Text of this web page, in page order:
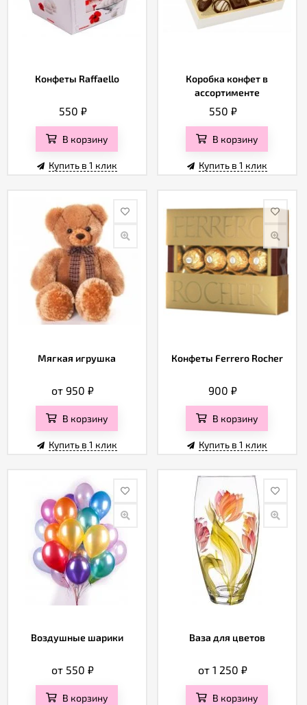
Конфеты Raffaello
550 ₽
В корзину
Купить в 1 клик
Коробка конфет в
ассортименте
550 ₽
В корзину
Купить в 1 клик
Мягкая игрушка
от 950₽
В корзину
Купить в 1 клик
Конфеты Ferrero Rocher
900₽
В корзину
Купить в 1 клик
Воздушные шарики
от 550₽
В корзину
Ваза для цветов
от 1 250₽
В корзину